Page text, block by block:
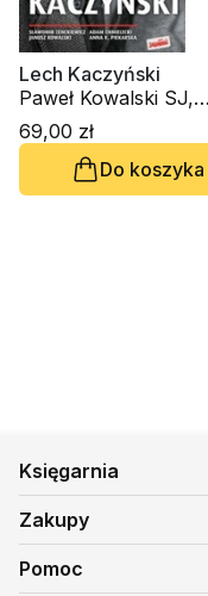
Lech Kaczyński
Paweł Kowalski SJ,
Różaniec ESPE, Anna
Piekarska
69,00 zł
Do koszyka
Księgarnia
Zakupy
Pomoc